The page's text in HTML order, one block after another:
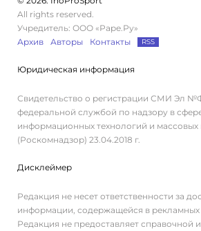
All rights reserved.
Учредитель: ООО «Раре.Ру»
Архив
Авторы Контакты RSS
Юридическая информация
Свидетельство о регистрации СМИ Эл
федеральной службой по надзору в
информационных технологий и
(Роскомнадзор) 23.04.2018 г.
Дисклеймер
Редакция не несет ответственности за
информации, содержащейся в рекламных
Редакция не предоставляет справочной